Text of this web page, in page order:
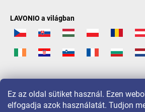
Ez az oldal sütiket használ. Ezen
elfogadja azok használatát. Tudjon
LAVONIO a világban